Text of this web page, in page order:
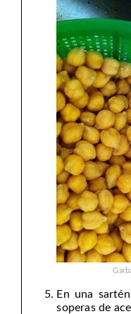
En una
soperas de